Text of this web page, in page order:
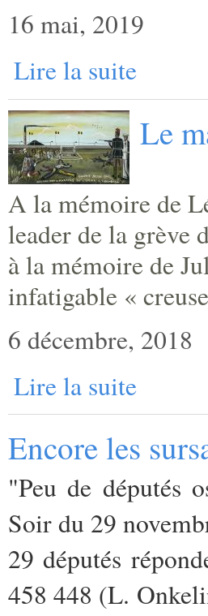
16 mai, 2019
Lire la suite
Le
A la mémoire de
leader de la grève
à la mémoire de
infatigable «
6 décembre, 2018
Lire la suite
Encore les
"Peu de députés
Soir du 29
29 députés
458 448 (L.